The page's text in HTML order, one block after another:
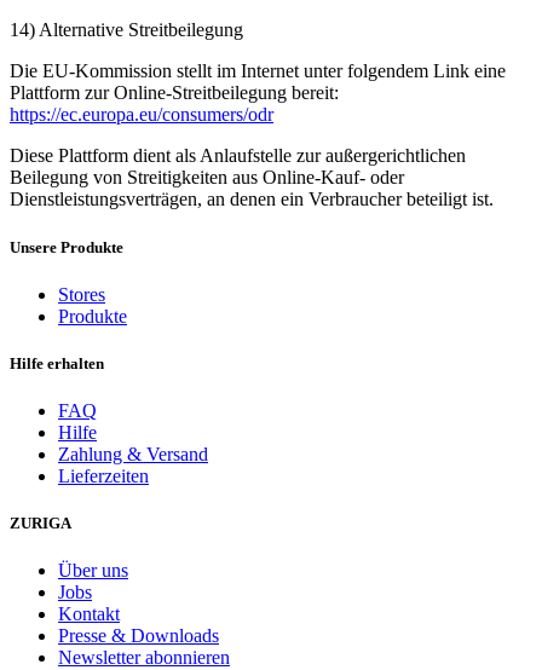
14) Alternative Streitbeilegung
Die EU-Kommission stellt im Internet unter folgendem Link eine
Plattform zur Online-Streitbeilegung bereit:
https://ec.europa.eu/consumers/odr
Diese Plattform dient als Anlaufstelle zur außergerichtlichen
Beilegung von Streitigkeiten aus Online-Kauf- oder
Dienstleistungsverträgen, an denen ein Verbraucher beteiligt ist.
Unsere Produkte
Stores
Produkte
Hilfe erhalten
FAQ
Hilfe
Zahlung & Versand
Lieferzeiten
ZURIGA
Über uns
Jobs
Kontakt
Presse & Downloads
Newsletter abonnieren